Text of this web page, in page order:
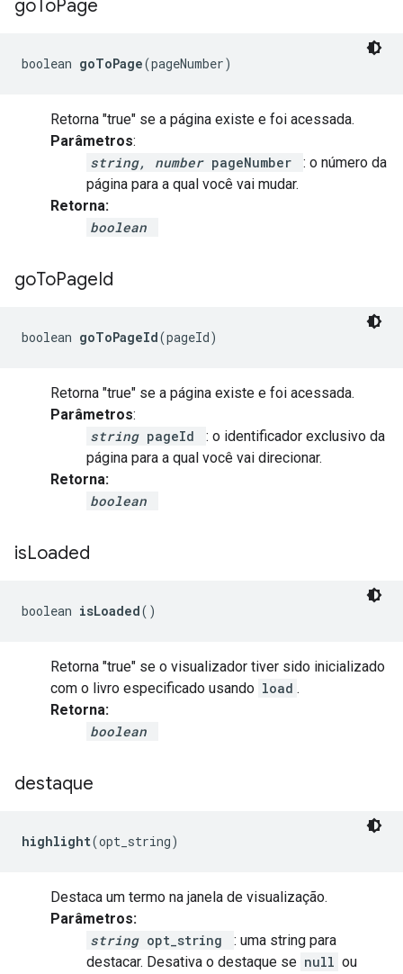
go ToPage
boolean goToPage(pageNumber)
Retorna "true" se a página existe e foi acessada.
Parâmetros:
string, numberpageNumber
: o número da
página para a qual você vai mudar.
Retorna:
boolean
goToPageId
boolean goToPageId(pageId)
Retorna "true" se a página existe e foi acessada.
Parâmetros:
stringpageId
: o identificador exclusivo da
página para a qual você vai direcionar.
Retorna:
boolean
isLoaded
boolean isLoaded()
Retorna "true" se o visualizador tiver sido inicializado
com o livro especificado usando load .
Retorna:
boolean
destaque
highlight(opt_string)
Destaca um termo na janela de visualização.
Parâmetros:
stringopt_string
: uma string para
destacar. Desativa o destaque se null ou